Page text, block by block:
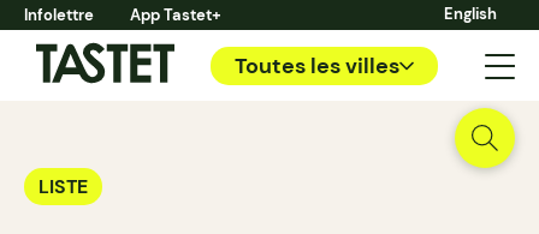
Infolettre App Tastet+ English
Toutes les villes
LISTE